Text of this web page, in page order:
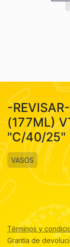
-
(177ML)
"C/40/25"
VASOS
Términos y
Grantía de